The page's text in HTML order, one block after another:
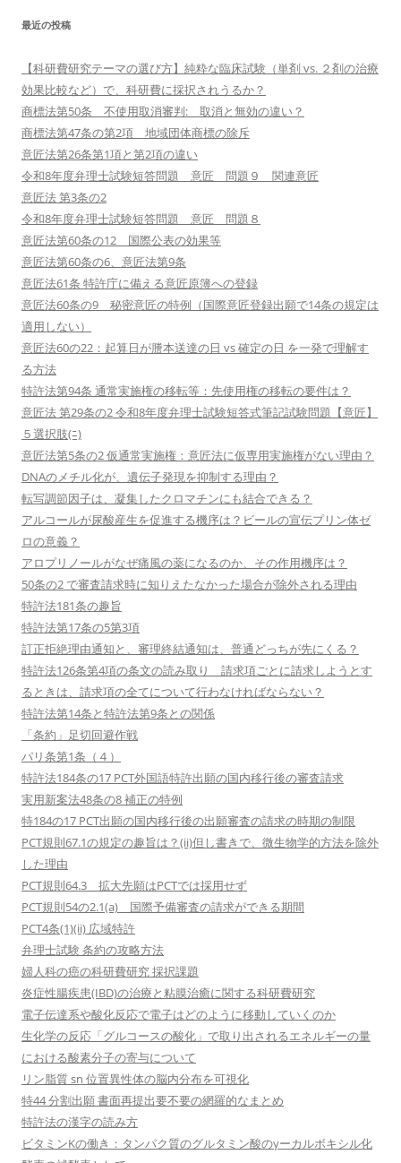
最近の投稿
【科研費研究テーマの選び方】純粋な臨床試験（単剤 vs. ２剤の治療
効果比較など）で、科研費に採択されうるか？
商標法第50条 不使用取消審判: 取消と無効の違い？
商標法第47条の第2項 地域団体商標の除斥
意匠法第26条第1項と第2項の違い
令和8年度弁理士試験短答問題 意匠 問題９ 関連意匠
意匠法 第3条の2
令和8年度弁理士試験短答問題 意匠 問題８
意匠法第60条の12 国際公表の効果等
意匠法第60条の6、意匠法第9条
意匠法61条 特許庁に備える意匠原簿への登録
意匠法60条の9 秘密意匠の特例（国際意匠登録出願で14条の規定は
適用しない）
意匠法60の22：起算日が謄本送達の日 vs 確定の日 を一発で理解す
る方法
特許法第94条 通常実施権の移転等：先使用権の移転の要件は？
意匠法 第29条の2 令和8年度弁理士試験短答式筆記試験問題【意匠】
５選択肢(ﾆ)
意匠法第5条の2 仮通常実施権：意匠法に仮専用実施権がない理由？
DNAのメチル化が、遺伝子発現を抑制する理由？
転写調節因子は、凝集したクロマチンにも結合できる？
アルコールが尿酸産生を促進する機序は？ビールの宣伝プリン体ゼ
ロの意義？
アロプリノールがなぜ痛風の薬になるのか、その作用機序は？
50条の2 で審査請求時に知りえたなかった場合が除外される理由
特許法181条の趣旨
特許法第17条の5第3項
訂正拒絶理由通知と、審理終結通知は、普通どっちが先にくる？
特許法126条第4項の条文の読み取り 請求項ごとに請求しようとす
るときは、請求項の全てについて行わなければならない？
特許法第14条と特許法第9条との関係
「条約」足切回避作戦
パリ条第1条（４）
特許法184条の17 PCT外国語特許出願の国内移行後の審査請求
実用新案法48条の8 補正の特例
特184の17 PCT出願の国内移行後の出願審査の請求の時期の制限
PCT規則67.1の規定の趣旨は？(ii)但し書きで、微生物学的方法を除外
した理由
PCT規則64.3 拡大先願はPCTでは採用せず
PCT規則54の2.1(a) 国際予備審査の請求ができる期間
PCT4条(1)(ii) 広域特許
弁理士試験 条約の攻略方法
婦人科の癌の科研費研究 採択課題
炎症性腸疾患(IBD)の治療と粘膜治癒に関する科研費研究
電子伝達系や酸化反応で電子はどのように移動していくのか
生化学の反応「グルコースの酸化」で取り出されるエネルギーの量
における酸素分子の寄与について
リン脂質 sn 位置異性体の脳内分布を可視化
特44 分割出願 書面再提出要不要の網羅的なまとめ
特許法の漢字の読み方
ビタミンKの働き：タンパク質のグルタミン酸のγーカルボキシル化